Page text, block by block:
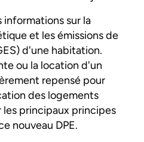
sur la
et les émissions de
d'une habitation.
ou la location d'un
repensé pour
des logements
les principaux principes
nouveau DPE.